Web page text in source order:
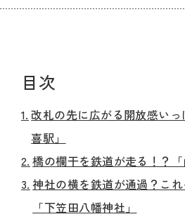
目次
改札の先に広がる開放感い
喜駅」
橋の欄干を鉄道が走る！？「
神社の横を鉄道が通過？こ
「下笠田八幡神社」